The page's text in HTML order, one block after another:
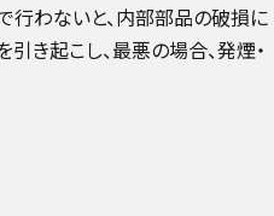
わないと、内部部品の破損に
き起こし、最悪の場合、発煙・